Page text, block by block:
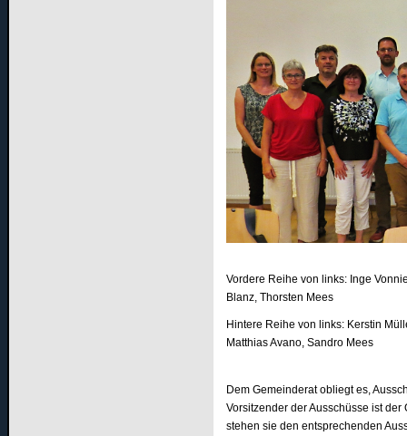
Vordere Reihe von links: Inge
Blanz, Thorsten Mees
Hintere Reihe von links: Kerstin
Matthias Avano, Sandro Mees
Dem Gemeinderat obliegt es,
Vorsitzender der Ausschüsse ist
stehen sie den entsprechenden